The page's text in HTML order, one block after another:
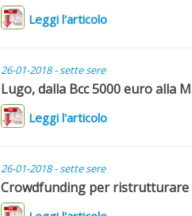
Leggi l'articolo
26-01-2018 - sette sere
Lugo, dalla Bcc 5000 euro alla
Leggi l'articolo
26-01-2018 - sette sere
Crowdfunding per ristrutturare